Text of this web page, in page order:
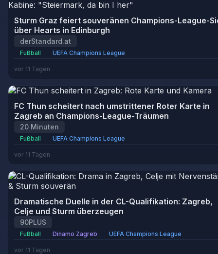
Sturm Graz feiert souveränen Champions-League-
über Hearts in Edinburgh
derStandard.at
Fußball UEFA Champions League
vor 11 Tagen
FC Thun scheitert nach umstrittener Roter Karte in
Zagreb an Champions-League-Träumen
20 Minuten
Fußball UEFA Champions League
vor 11 Tagen
Dramatische Duelle in der CL-Qualifikation: Zagreb,
Celje und Sturm überzeugen
90PLUS
Fußball Dinamo Zagreb UEFA Champions League
vor 11 Tagen